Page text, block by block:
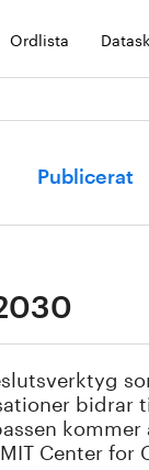
Ordlista
Publicerat
bidrar
Center for